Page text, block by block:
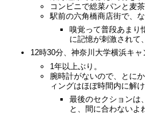
コンビニで総菜パンと麦茶
駅前の六角橋商店街で、
嗅覚って普段あまり
に記憶が刺激されて
12時30分、神奈川大学横浜キャ
1年以上ぶり。
腕時計がないので、とに
ィングはほぼ時間内に解け
最後のセクションは
と、間に合わないよ